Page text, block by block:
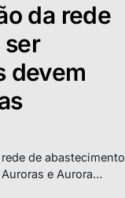
da rede
ser
devem
de abastecimento
e Aurora…